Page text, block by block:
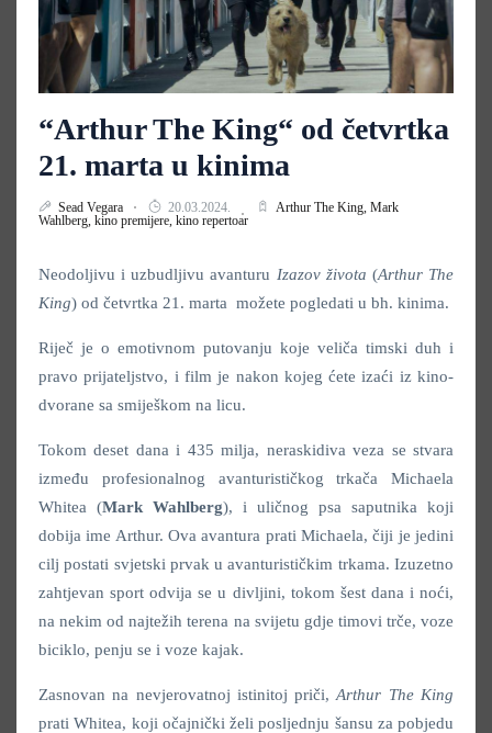
“Arthur The King“ od četvrtka
21. marta u kinima
Sead Vegara 20.03.2024. Arthur The King, Mark
Wahlberg, kino premijere, kino repertoar
Neodoljivu i uzbudljivu avanturu Izazov života (Arthur The
King) od četvrtka 21. marta možete pogledati u bh. kinima.
Riječ je o emotivnom putovanju koje veliča timski duh i
pravo prijateljstvo, i film je nakon kojeg ćete izaći iz kino-
dvorane sa smiješkom na licu.
Tokom deset dana i 435 milja, neraskidiva veza se stvara
između profesionalnog avanturističkog trkača Michaela
Whitea (Mark Wahlberg), i uličnog psa saputnika koji
dobija ime Arthur. Ova avantura prati Michaela, čiji je jedini
cilj postati svjetski prvak u avanturističkim trkama. Izuzetno
zahtjevan sport odvija se u divljini, tokom šest dana i noći,
na nekim od najtežih terena na svijetu gdje timovi trče, voze
biciklo, penju se i voze kajak.
Zasnovan na nevjerovatnoj istinitoj priči,Arthur The King
prati Whitea, koji očajnički želi posljednju šansu za pobjedu